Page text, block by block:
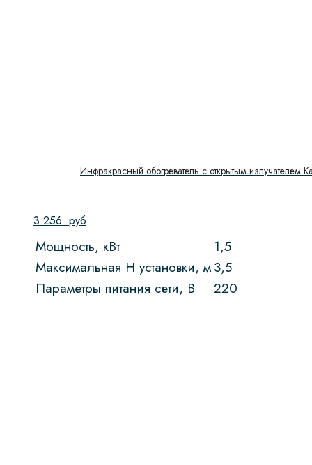
Инфракрасный обогреватель с открытым излучателем
3 256 руб
Мощность, кВт
1,5
Максимальная H установки, м3,5
Параметры питания сети, В
220